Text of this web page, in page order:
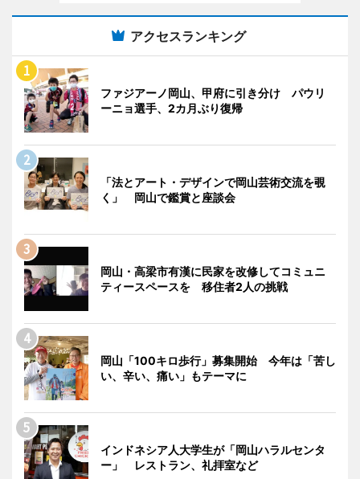
アクセスランキング
ファジアーノ岡山、甲府に引き分け パウリ
ーニョ選手、2カ月ぶり復帰
「法とアート・デザインで岡山芸術交流を覗
く」 岡山で鑑賞と座談会
岡山・高梁市有漢に民家を改修してコミュニ
ティースペースを 移住者2人の挑戦
岡山「100キロ歩行」募集開始 今年は「苦し
い、辛い、痛い」もテーマに
インドネシア人大学生が「岡山ハラルセンタ
ー」 レストラン、礼拝室など